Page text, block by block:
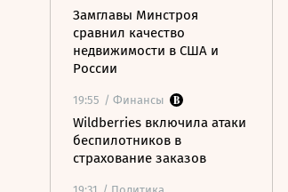
Замглавы Минстроя
сравнил качество
недвижимости в США и
России
19:55 / Финансы
Wildberries включила атаки
беспилотников в
страхование заказов